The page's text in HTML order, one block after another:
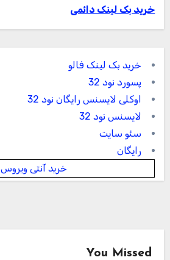
خرید بک لینک دائمی
خرید بک لینک فالو
پسورد نود 32
اوکلی لایسنس رایگان نود 32
لایسنس نود 32
سئو سایت
رایگان
خرید آنتی ویروس
You Missed